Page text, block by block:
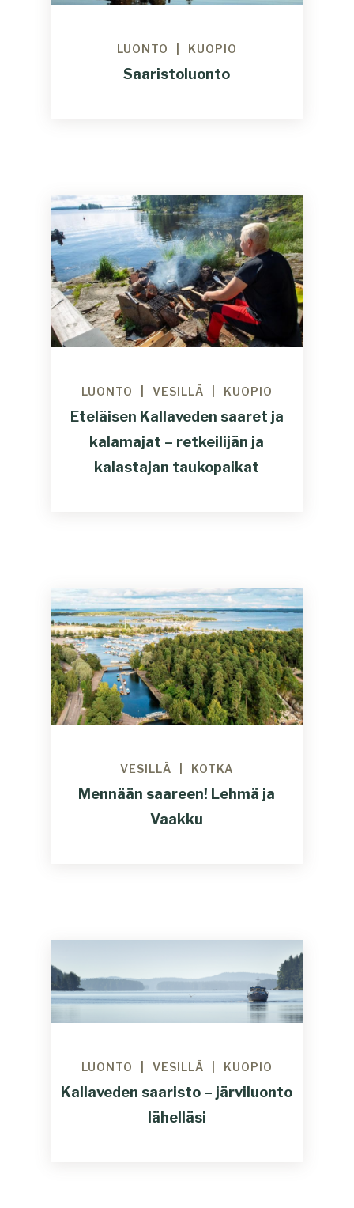
LUONTO KUOPIO
Saaristoluonto
LUONTO VESILLÄ KUOPIO
Eteläisen Kallaveden saaret ja
kalamajat – retkeilijän ja
kalastajan taukopaikat
VESILLÄ KOTKA
Mennään saareen! Lehmä ja
Vaakku
LUONTO VESILLÄ KUOPIO
Kallaveden saaristo – järviluonto
lähelläsi